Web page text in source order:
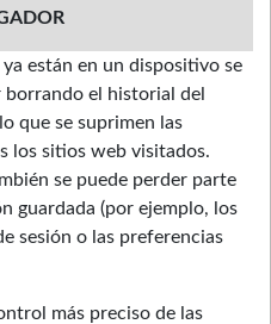
ya están en un dispositivo se
borrando el historial del
que se suprimen las
los sitios web visitados.
se puede perder parte
guardada (por ejemplo, los
sesión o las preferencias
más preciso de las